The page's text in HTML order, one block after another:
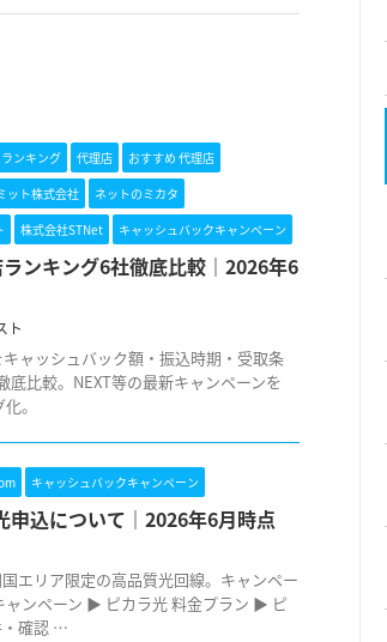
ンキング 代理店
おすすめ 代理店
ット株式会社
ネットのミカタ
株式会社STNet キャッシュバックキャンペーン
ンキング6社徹底比較｜2026年6
ト
ャッシュバック額・振込時期・受取条
比較。NEXT等の最新キャンペーンを
。
キャッシュバックキャンペーン
込について｜2026年6月時点
エリア限定の高品質光回線。キャンペー
ンペーン ▶ ピカラ光 料金プラン ▶ ピ
・確認 …